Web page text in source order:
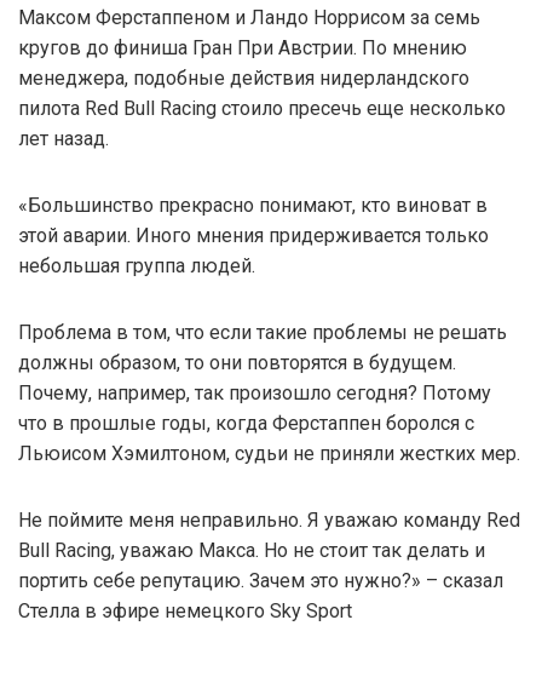
Максом Ферстаппеном и Ландо Норрисом за семь
кругов до финиша Гран При Австрии. По мнению
менеджера, подобные действия нидерландского
пилота Red Bull Racing стоило пресечь еще несколько
лет назад.
«Большинство прекрасно понимают, кто виноват в
этой аварии. Иного мнения придерживается только
небольшая группа людей.
Проблема в том, что если такие проблемы не решать
должны образом, то они повторятся в будущем.
Почему, например, так произошло сегодня? Потому
что в прошлые годы, когда Ферстаппен боролся с
Льюисом Хэмилтоном, судьи не приняли жестких мер.
Не поймите меня неправильно. Я уважаю команду Red
Bull Racing, уважаю Макса. Но не стоит так делать и
портить себе репутацию. Зачем это нужно?» – сказал
Стелла в эфире немецкого Sky Sport